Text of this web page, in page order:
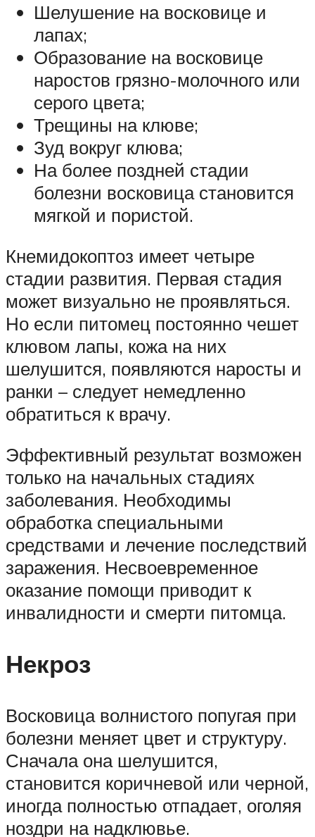
Шелушение на восковице и
лапах;
Образование на восковице
наростов грязно-молочного или
серого цвета;
Трещины на клюве;
Зуд вокруг клюва;
На более поздней стадии
болезни восковица становится
мягкой и пористой.
Кнемидокоптоз имеет четыре
стадии развития. Первая стадия
может визуально не проявляться.
Но если питомец постоянно чешет
клювом лапы, кожа на них
шелушится, появляются наросты и
ранки – следует немедленно
обратиться к врачу.
Эффективный результат возможен
только на начальных стадиях
заболевания. Необходимы
обработка специальными
средствами и лечение последствий
заражения. Несвоевременное
оказание помощи приводит к
инвалидности и смерти питомца.
Некроз
Восковица волнистого попугая при
болезни меняет цвет и структуру.
Сначала она шелушится,
становится коричневой или черной,
иногда полностью отпадает, оголяя
ноздри на надклювье.